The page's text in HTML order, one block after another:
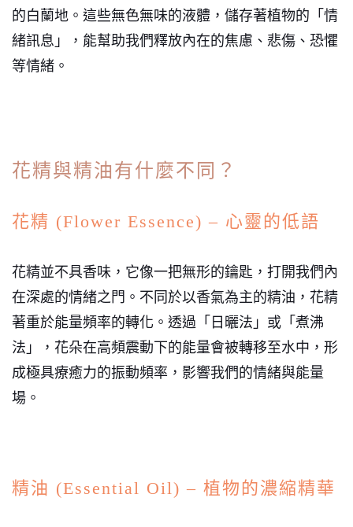
的白蘭地。這些無色無味的液體，儲存著植物的「情
緒訊息」，能幫助我們釋放內在的焦慮、悲傷、恐懼
等情緒。
花精與精油有什麼不同？
花精 (Flower Essence) – 心靈的低語
花精並不具香味，它像一把無形的鑰匙，打開我們內
在深處的情緒之門。不同於以香氣為主的精油，花精
著重於能量頻率的轉化。透過「日曬法」或「煮沸
法」，花朵在高頻震動下的能量會被轉移至水中，形
成極具療癒力的振動頻率，影響我們的情緒與能量
場。
精油 (Essential Oil) – 植物的濃縮精華